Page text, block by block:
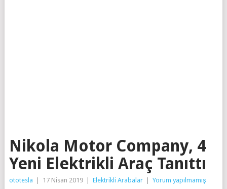
Nikola Motor Company, 4
Yeni Elektrikli Araç Tanıttı
ototesla 17 Nisan 2019 Elektrikli Arabalar Yorum yapılmamış